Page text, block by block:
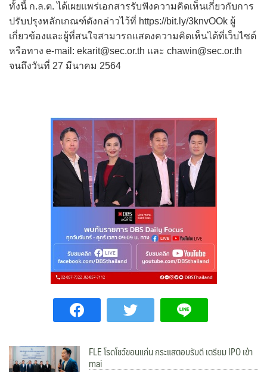
ทั้งนี้ ก.ล.ต. ได้เผยแพร่เอกสารรับฟังความคิดเห็นเกี่ยวกับการ
ปรับปรุงหลักเกณฑ์ดังกล่าวไว้ที่ https://bit.ly/3knvOOk ผู้
เกี่ยวข้องและผู้ที่สนใจสามารถแสดงความคิดเห็นได้ที่เว็บไซต์
หรือทาง e-mail: ekarit@sec.or.th และ chawin@sec.or.th
จนถึงวันที่ 27 มีนาคม 2564
FLE โรดโชว์ขอนแก่น กระแสตอบรับดี เตรียม IPO เข้า
mai